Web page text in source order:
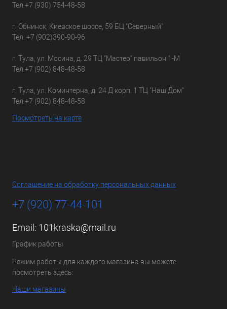
Тел. +7 (930) 754-48-58
г. Обнинск, Киевское шоссе, 59 БЦ "Северный"
Тел. +7 (902)390-90-96
г. Тула, ул. Мосина, д. 29 ТЦ "Мастер" павильон 1-М
Тел. +7 (902) 848-48-58
г. Тула, ул. Коминтерна, д. 24 Д корп. 1 ТЦ "Наш Дом"
Тел. +7 (902) 848-48-58
Посмотреть на карте
Соглашение на обработку персональных данных
+7 (920) 77-44-101
Email: 101kraska@mail.ru
График работы
Режим работы для каждого магазина вы можете
посмотреть здесь:
Наши магазины